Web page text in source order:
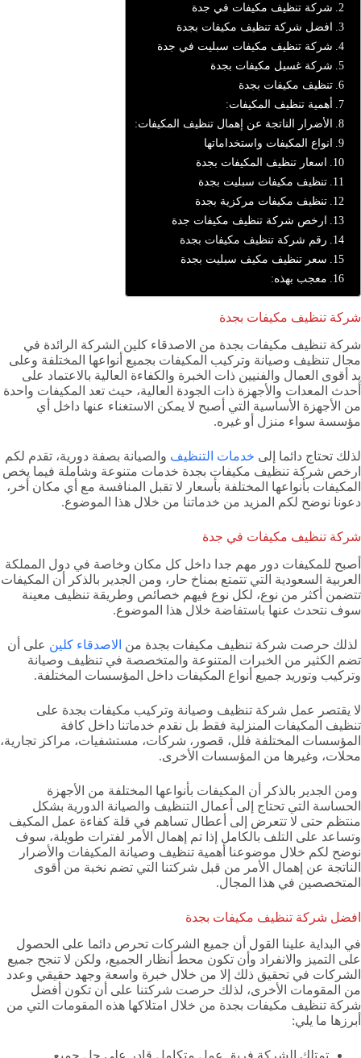
شركة تنظيف مكيفات في جدة
افضل شركة تنظيف مكيفات بجدة
شركة تنظيف مكيفات سبليت في جدة
شركة غسيل مكيفات بجدة
تنظيف مكيفات بجدة
أهمية تنظيف المكيفات:
الأضرار الناتجة عن إهمال تنظيف المكيفات:
انواع المكيفات واستخداماتها
اسعار تنظيف المكيفات بجدة
تنظيف مكيفات سبليت بجدة
تنظيف مكيفات مركزية بجدة
ارخص شركة تنظيف مكيفات جدة
رقم شركة تنظيف مكيفات بجدة
سعر تنظيف مكيف سبليت بجدة
معجب بهذه:
شركة تنظيف مكيفات بجدة
شركة تنظيف مكيفات بجدة من الاصدقاء كلين الشركة الرائدة في
مجال تنظيف وصيانة وتركيب المكيفات بجميع أنواعها المختلفة وعلى
يد أقوى العمال والفنيين ذات الخبرة والكفاءة العالية بالاعتماد على
أحدث المعدات والأجهزة ذات الجودة العالية، حيث تعد المكيفات واحدة
من الأجهزة الأساسية التي أصبح لا يمكن الاستغناء عنها داخل أي
مؤسسة سواء منزل أو غيره.
لذلك تحتاج دائما إلى خدمات التنظيف والصيانة بصفة دورية، تقدم لكم
ارخص شركة تنظيف مكيفات بجدة خدمات متنوعة وشاملة فيما يخص
المكيفات بأنواعها المختلفة بأسعار لا تقبل المنافسة مع أي مكان أخر،
دعونا نوضح لكم المزيد من خدماتنا من خلال هذا الموضوع.
شركة تنظيف مكيفات في جدة
أصبح للمكيفات دور مهم جدا داخل كل مكان وخاصة في دول المملكة
العربية السعودية التي تتمتع بمناخ حار، ومن الجدير بالذكر أن المكيفات
تتضمن أكثر من نوع، لكل نوع فيهم خصائص وطريقة تنظيف معينة
سوف نتحدث عنها باستفاضة خلال هذا الموضوع.
لذلك حرصت شركة تنظيف مكيفات بجدة من الاصدقاء كلين على أن
تضم الكثير من الخبرات المتنوعة والمتخصصة في تنظيف وصيانة
وتركيب وتوريد جميع أنواع المكيفات داخل المؤسسات المختلفة.
لا يقتصر عمل شركة تنظيف وصيانة وتركيب مكيفات بجدة على
تنظيف المكيفات المنزلية فقط بل نقدم خدماتنا داخل كافة
المؤسسات المختلفة فلل، قصور، شركات، مستشفيات، مراكز تجارية،
محلات، وغيرها من المؤسسات الأخرى.
ومن الجدير بالذكر أن المكيفات بأنواعها المختلفة من الأجهزة
الحساسة التي تحتاج إلى أعمال التنظيف والصيانة الدورية بشكل
منتظم حتى لا تتعرض إلى أعطال تساهم في قلة كفاءة عمل المكيف
وتساعد على التلف بالكامل إذا تم إهمال الأمر لفترات طويلة، سوف
نوضح لكم خلال موضوعنا أهمية تنظيف وصيانة المكيفات والأضرار
الناتجة عن إهمال الأمر من قبل شركتنا التي تضم نخبة من أقوى
المتخصصين في هذا المجال.
افضل شركة تنظيف مكيفات بجدة
في البداية علينا القول أن جميع الشركات تحرص دائما على الحصول
على التميز والانفراد وأن تكون محط أنظار الجميع، ولكن لا تنجح جميع
الشركات في تحقيق ذلك إلا من خلال خبرة واسعة وجهد حقيقي وعدد
من المقومات الأخرى، لذلك حرصت شركتنا على أن تكون أفضل
شركة تنظيف مكيفات بجدة من خلال امتلاكها هذه المقومات التي من
أبرزها ما يلي: